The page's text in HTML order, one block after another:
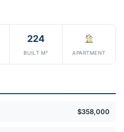
224
BUILT M² APARTMENT
$358,000